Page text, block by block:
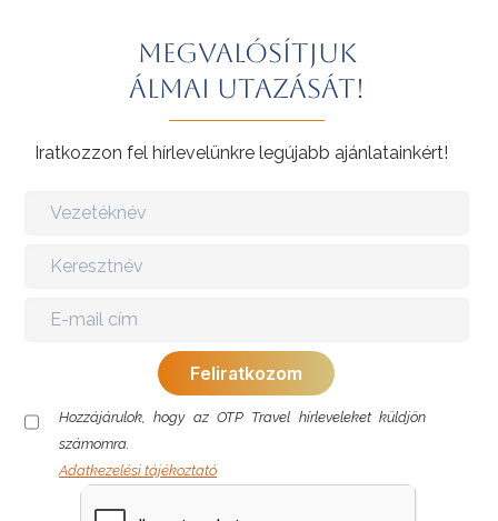
Megvalósítjuk
álmai utazását!
Iratkozzon fel hírlevelünkre legújabb ajánlatainkért!
Hozzájárulok, hogy az OTP Travel hírleveleket küldjön
számomra.
Adatkezelési tájékoztató